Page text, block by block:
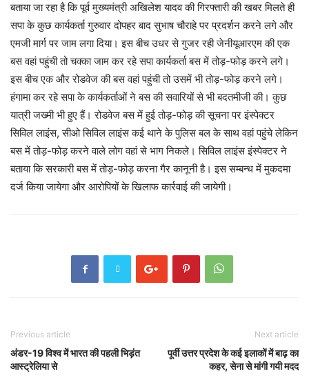
बताया जा रहा है कि पूर्व मुख्यमंत्री अखिलेश यादव की गिरफ्तारी की खबर मिलते ही
सपा के कुछ कार्यकर्ता गुरुवार दोपहर बाद सुभाष चौराहे पर प्रदर्शन करने लगे और
एमजी मार्ग पर जाम लगा दिया। इस बीच उधर से गुजर रही जेनीयूआरएम की एक
बस वहां पहुंची तो चक्का जाम कर रहे सपा कार्यकर्ता बस में तोड़-फोड़ करने लगे।
इस बीच एक और रोडवेज की बस वहां पहुंची तो उसमें भी तोड़-फोड़ करने लगे।
हंगामा कर रहे सपा के कार्यकर्ताओं ने बस की सवारियों से भी बदतमीजी की। कुछ
यात्री जख्मी भी हुए हैं। रोडवेज बस में हुई तोड़-फोड़ की सूचना पर इंस्पेक्टर
सिविल लाइंस, सीओ सिविल लाइंस कई थाने के पुलिस बल के साथ वहां पहुंचे लेकिन
बस में तोड़-फोड़ करने वाले लोग वहां से भाग निकले। सिविल लाइंस इंस्पेक्टर ने
बताया कि सरकारी बस में तोड़-फोड़ करना गैर कानूनी है। इस सम्बन्ध में मुकदमा
दर्ज किया जायेगा और आरोपियों के खिलाफ कार्रवाई की जायेगी।
Previous article
अंडर-19 विश्व में भारत की पहली भिड़ंत
आस्ट्रेलिया से
Next article
पूर्वी उत्तर प्रदेश के कई इलाकों में बाढ़ का
कहर, सेना से मांगी गयी मदद